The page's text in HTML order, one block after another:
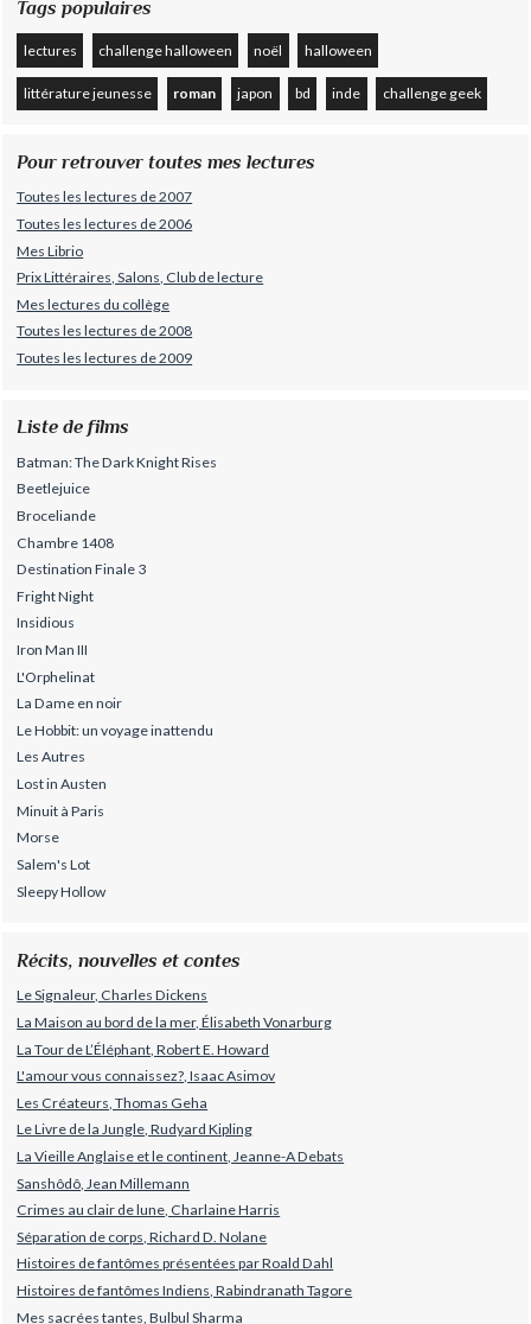
Tags populaires
lectures challenge halloween noël halloween
littérature jeunesse roman japon bd inde challenge geek
Pour retrouver toutes mes lectures
Toutes les lectures de 2007
Toutes les lectures de 2006
Mes Librio
Prix Littéraires, Salons, Club de lecture
Mes lectures du collège
Toutes les lectures de 2008
Toutes les lectures de 2009
Liste de films
Batman: The Dark Knight Rises
Beetlejuice
Broceliande
Chambre 1408
Destination Finale 3
Fright Night
Insidious
Iron Man III
L'Orphelinat
La Dame en noir
Le Hobbit: un voyage inattendu
Les Autres
Lost in Austen
Minuit à Paris
Morse
Salem's Lot
Sleepy Hollow
Récits, nouvelles et contes
Le Signaleur, Charles Dickens
La Maison au bord de la mer, Élisabeth Vonarburg
La Tour de L’Éléphant, Robert E. Howard
L'amour vous connaissez?, Isaac Asimov
Les Créateurs, Thomas Geha
Le Livre de la Jungle, Rudyard Kipling
La Vieille Anglaise et le continent, Jeanne-A Debats
Sanshôdô, Jean Millemann
Crimes au clair de lune, Charlaine Harris
Séparation de corps, Richard D. Nolane
Histoires de fantômes présentées par Roald Dahl
Histoires de fantômes Indiens, Rabindranath Tagore
Mes sacrées tantes, Bulbul Sharma